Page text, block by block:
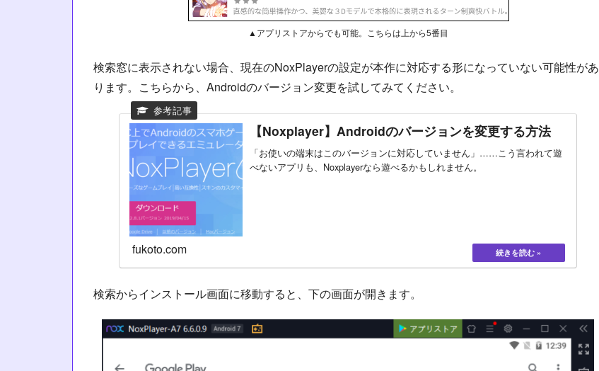
▲アプリストアからでも可能。こちらは上から5番目
検索窓に表示されない場合、現在のNoxPlayerの設定が本作に対応する形になっていない可能性があ
ります。こちらから、Androidのバージョン変更を試してみてください。
【Noxplayer】Androidのバージョンを変更する方法
「お使いの端末はこのバージョンに対応していません」……こう言われて遊
べないアプリも、Noxplayerなら遊べるかもしれません。
fukoto.com
検索からインストール画面に移動すると、下の画面が開きます。